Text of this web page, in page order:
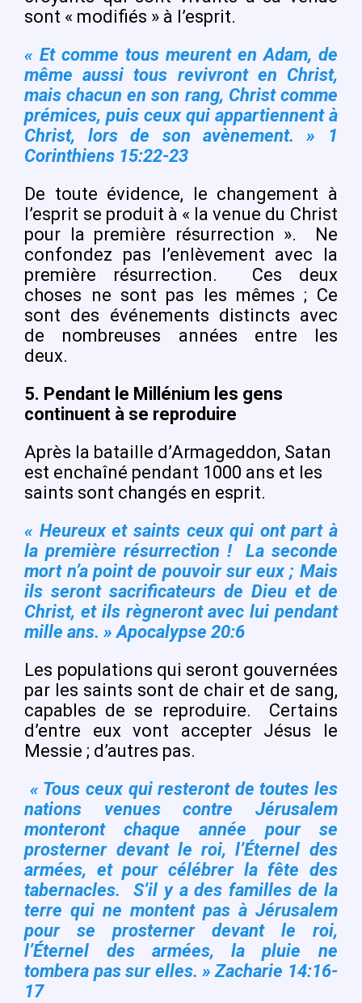
sont « modifiés » à l’esprit.
« Et comme tous meurent en Adam, de
même aussi tous revivront en Christ,
mais chacun en son rang, Christ comme
prémices, puis ceux qui appartiennent à
Christ, lors de son avènement. » 1
Corinthiens 15:22-23
De toute évidence, le changement à
l’esprit se produit à « la venue du Christ
pour la première résurrection ».
Ne
confondez pas l’enlèvement avec la
première résurrection.
Ces deux
choses ne sont pas les mêmes ; Ce
sont des événements distincts avec
de nombreuses années entre les
deux.
5. Pendant le Millénium les gens
continuent à se reproduire
Après la bataille d’Armageddon, Satan
est enchaîné pendant 1000 ans et les
saints sont changés en esprit.
« Heureux et saints ceux qui ont part à
la première résurrection ! La seconde
mort n’a point de pouvoir sur eux ; Mais
ils seront sacrificateurs de Dieu et de
Christ, et ils règneront avec lui pendant
mille ans. » Apocalypse 20:6
Les populations qui seront gouvernées
par les saints sont de chair et de sang,
capables de se reproduire.
Certains
d’entre eux vont accepter Jésus le
Messie ; d’autres pas.
« Tous ceux qui resteront de toutes les
nations venues contre Jérusalem
monteront chaque année pour se
prosterner devant le roi, l’Éternel des
armées, et pour célébrer la fête des
tabernacles. S’il y a des familles de la
terre qui ne montent pas à Jérusalem
pour se prosterner devant le roi,
l’Éternel des armées, la pluie ne
tombera pas sur elles. » Zacharie 14:16-
17